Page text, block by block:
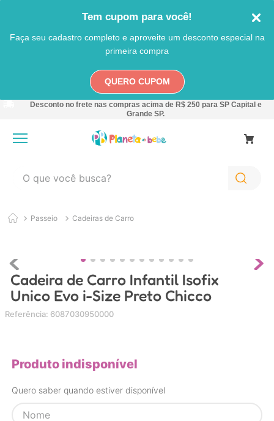
Tem cupom para você!
Faça seu cadastro completo e aproveite um desconto especial na
primeira compra
QUERO CUPOM
Desconto no frete nas compras acima de R$ 250 para SP Capital e
Grande SP.
Passeio Cadeiras de Carro
Cadeira de Carro Infantil Isofix
Unico Evo i-Size Preto Chicco
Referência: 6087030950000
Produto indisponível
Quero saber quando estiver disponível
1 º
carro
4º
carrinho
8º
mamadeira
9º
brinquedo banho
10º carro eletrico